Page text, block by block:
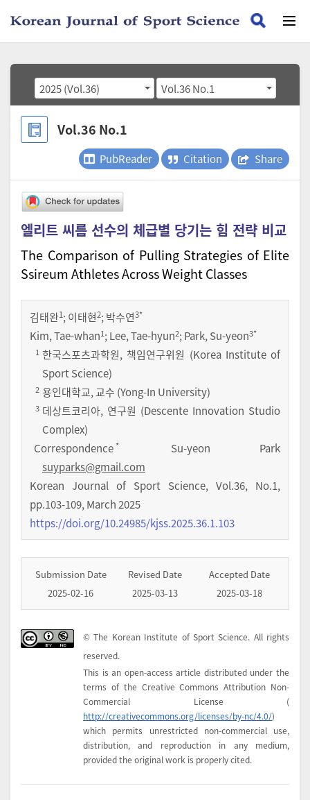
2025 (Vol.36) Vol.36 No.1
Vol.36 No.1
PubReader Citation Share
엘리트 씨름 선수의 체급별 당기는 힘 전략 비교
The Comparison of Pulling Strategies of Elite
Ssireum Athletes Across Weight Classes
김태완1;이태현2;박수연3*
Kim, Tae-whan1; Lee, Tae-hyun2; Park, Su-yeon3*
1 한국스포츠과학원, 책임연구위원 (Korea Institute of
Sport Science)
2 용인대학교, 교수 (Yong-In University)
3 데상트코리아, 연구원 (Descente Innovation Studio
Complex)
Correspondence *
Su-yeon Park
suyparks@gmail.com
Korean Journal of Sport Science, Vol.36, No.1,
pp.103-109,March 2025
https://doi.org/10.24985/kjss.2025.36.1.103
Submission Date
2025-02-16
Revised Date
2025-03-13
Accepted Date
2025-03-18
© The Korean Institute of Sport Science. All rights
reserved.
This is an open-access article distributed under the
terms of the Creative Commons Attribution Non-
Commercial License (
http://creativecommons.org/licenses/by-nc/4.0/)
which permits unrestricted non-commercial use,
distribution, and reproduction in any medium,
provided the original work is properly cited.